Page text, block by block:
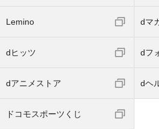
Lemino dマ
dヒッツ dフ
dアニメストア dヘ
ドコモスポーツくじ